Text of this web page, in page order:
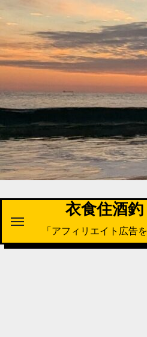
容
を
ス
キ
ッ
プ
衣食住酒
「アフィリエイト広告